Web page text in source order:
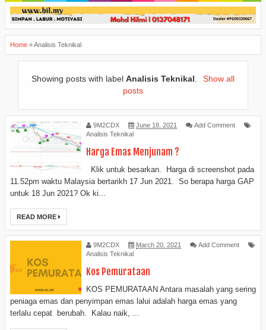
Home »Analisis Teknikal
Showing posts with labelAnalisis Teknikal.
Show all
posts
9M2CDX June 18, 2021
Add Comment
Analisis Teknikal
Harga Emas Menjunam ?
Klik untuk besarkan. Harga di screenshot pada
11.52pm waktu Malaysia bertarikh 17 Jun 2021. So berapa harga GAP
untuk 18 Jun 2021? Ok ki...
READ MORE
9M2CDX March 20, 2021
Add Comment
Analisis Teknikal
Kos Pemurataan
KOS PEMURATAAN Antara masalah yang sering
peniaga emas dan penyimpan emas lalui adalah harga emas yang
terlalu cepat berubah. Kalau naik, ...